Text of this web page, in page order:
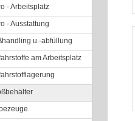
- Arbeitsplatz
- Ausstattung
u.-abfüllung
am Arbeitsplatz